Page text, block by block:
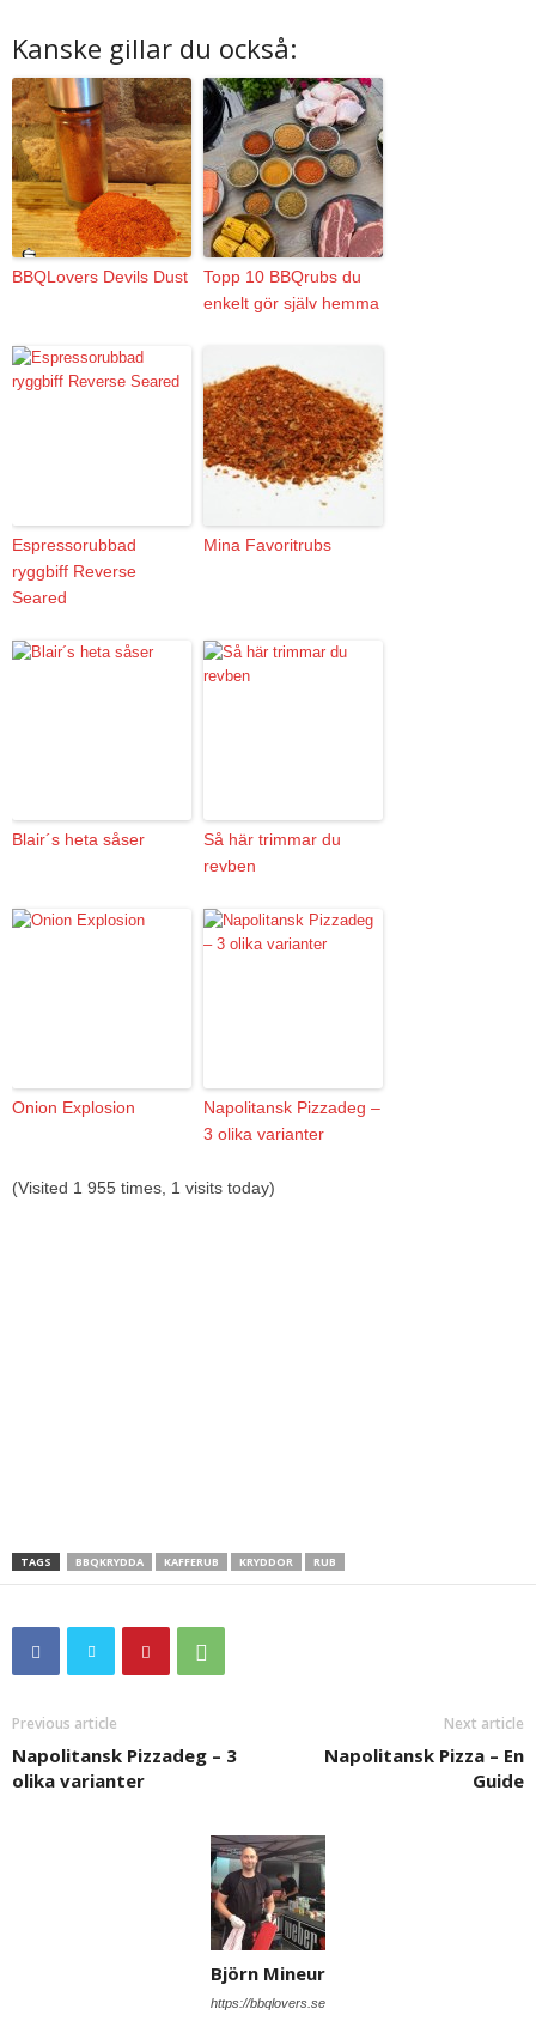
Kanske gillar du också:
BBQLovers Devils Dust
Topp 10 BBQrubs du
enkelt gör själv hemma
Espressorubbad
ryggbiff Reverse
Seared
Mina Favoritrubs
Blair´s heta såser
Så här trimmar du
revben
Onion Explosion
Napolitansk Pizzadeg –
3 olika varianter
(Visited 1 955 times, 1 visits today)
TAGS BBQKRYDDA KAFFERUB KRYDDOR RUB
Previous article
Napolitansk Pizzadeg – 3
olika varianter
Next article
Napolitansk Pizza – En
Guide
Björn Mineur
https://bbqlovers.se